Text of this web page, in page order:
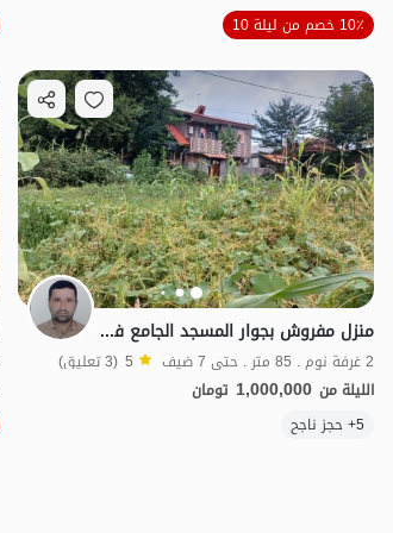
10٪ خصم من ليلة 10
منزل مفروش بجوار المسجد الجامع في طاهرغوراب
2 غرفة نوم . 85 متر . حتى 7 ضيف 5 (3 تعليق)
الليلة من 1,000,000 تومان
5+ حجز ناجح